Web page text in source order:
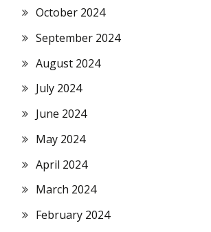
October 2024
September 2024
August 2024
July 2024
June 2024
May 2024
April 2024
March 2024
February 2024